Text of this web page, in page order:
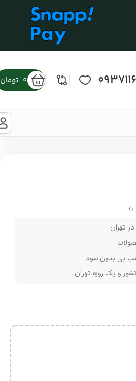
0 تومان
1
)
تهران
و یک روزه تهران